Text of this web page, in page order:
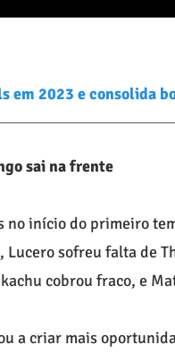
em 2023 e consolida
sai na frente
no início do primeiro
Lucero sofreu falta de
cobrou fraco, e
a criar mais